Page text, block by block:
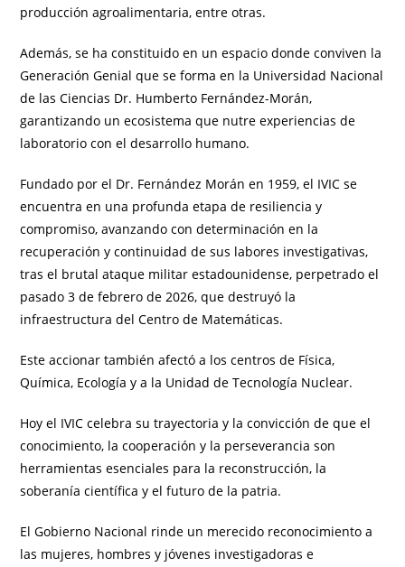
producción agroalimentaria, entre otras.
Además, se ha constituido en un espacio donde conviven la
Generación Genial que se forma en la Universidad Nacional
de las Ciencias Dr. Humberto Fernández-Morán,
garantizando un ecosistema que nutre experiencias de
laboratorio con el desarrollo humano.
Fundado por el Dr. Fernández Morán en 1959, el IVIC se
encuentra en una profunda etapa de resiliencia y
compromiso, avanzando con determinación en la
recuperación y continuidad de sus labores investigativas,
tras el brutal ataque militar estadounidense, perpetrado el
pasado 3 de febrero de 2026, que destruyó la
infraestructura del Centro de Matemáticas.
Este accionar también afectó a los centros de Física,
Química, Ecología y a la Unidad de Tecnología Nuclear.
Hoy el IVIC celebra su trayectoria y la convicción de que el
conocimiento, la cooperación y la perseverancia son
herramientas esenciales para la reconstrucción, la
soberanía científica y el futuro de la patria.
El Gobierno Nacional rinde un merecido reconocimiento a
las mujeres, hombres y jóvenes investigadoras e